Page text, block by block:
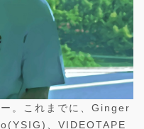
。これまでに、Ginger
、VIDEOTAPE